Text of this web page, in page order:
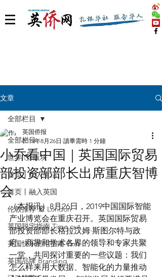
文章
全部栏目
世界 🌎 版块
首页丨华人生活
首页丨融入英国
伦敦推荐 🎡 London
英国脱宅指南 Time out
英国快乐肥宅指南 Cola
英国品牌 Branding
全部栏目
小乔看中国｜英国国际贸易
部投资部部长出席重庆智博
会
英国侨报
2019年8月26日 讀畢需時 1 分鐘
（本报讯）8月26日，2019中国国际智能
产业博览会在重庆召开。英国国际贸易
部投资部部长格拉汉姆·斯图尔特与政
府、商界和学术各界的领导和专家共聚
一堂，共同探讨重要的一些议题：我们
怎么样来用大数据、智能化的力量推动